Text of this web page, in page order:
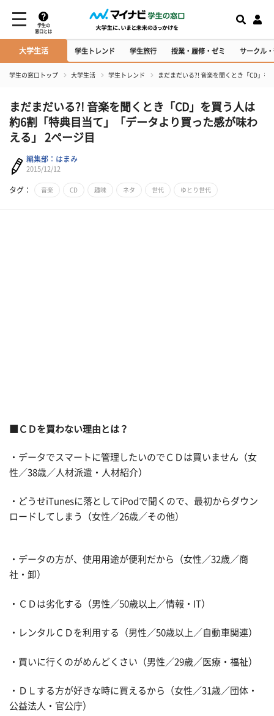
学生の
窓口とは
大学生活 学生トレンド 学生旅行 授業・履修・ゼミ サークル
学生の窓口トップ 大学生活 学生トレンド まだまだいる?! 音楽を聞くとき「CD」
まだまだいる?! 音楽を聞くとき「CD」を買う人は
約6割「特典目当て」「データより買った感が味わ
える」 2ページ目
編集部：はまみ
2015/12/12
タグ： 音楽 CD 趣味 ネタ 世代 ゆとり世代
■ＣＤを買わない理由とは？
・データでスマートに管理したいのでＣＤは買いません（女
性／38歳／人材派遣・人材紹介）
・どうせiTunesに落としてiPodで聞くので、最初からダウン
ロードしてしまう（女性／26歳／その他）
・データの方が、使用用途が便利だから（女性／32歳／商
社・卸）
・ＣＤは劣化する（男性／50歳以上／情報・IT）
・レンタルＣＤを利用する（男性／50歳以上／自動車関連）
・買いに行くのがめんどくさい（男性／29歳／医療・福祉）
・ＤＬする方が好きな時に買えるから（女性／31歳／団体・
公益法人・官公庁）